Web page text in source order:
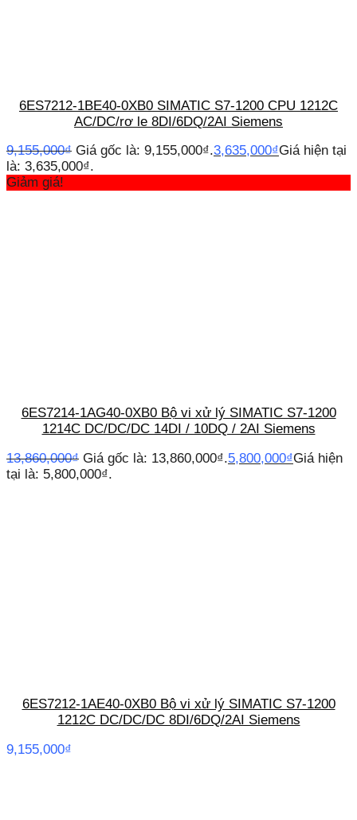
6ES7212-1BE40-0XB0 SIMATIC S7-1200 CPU 1212C
AC/DC/rơ le 8DI/6DQ/2AI Siemens
9,155,000₫ Giá gốc là: 9,155,000₫.3,635,000₫Giá hiện tại
là: 3,635,000₫.
Giảm giá!
6ES7214-1AG40-0XB0 Bộ vi xử lý SIMATIC S7-1200
1214C DC/DC/DC 14DI / 10DQ / 2AI Siemens
13,860,000₫ Giá gốc là: 13,860,000₫.5,800,000₫Giá hiện
tại là: 5,800,000₫.
6ES7212-1AE40-0XB0 Bộ vi xử lý SIMATIC S7-1200
1212C DC/DC/DC 8DI/6DQ/2AI Siemens
9,155,000₫